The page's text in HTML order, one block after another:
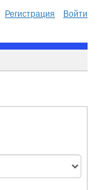
Регистрация Войти